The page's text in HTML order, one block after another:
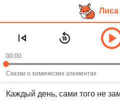
основному
контенту
Аудиосказка
элементах. 70
Рекомендуем слушать в
Каждый день, сами того не
00:00
Сказки о химических элементах